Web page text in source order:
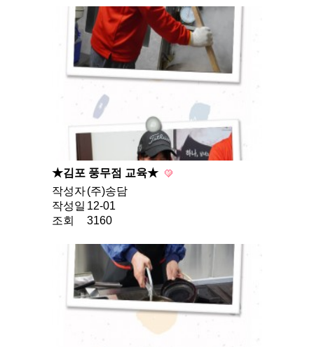
★김포 풍무점 교육★
작성자(주)송담
작성일 12-01
조회
3160